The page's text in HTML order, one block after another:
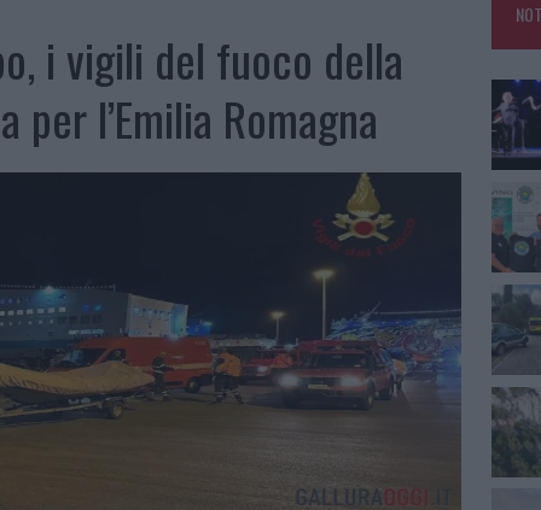
i vigili del fuoco della
per l’Emilia Romagna